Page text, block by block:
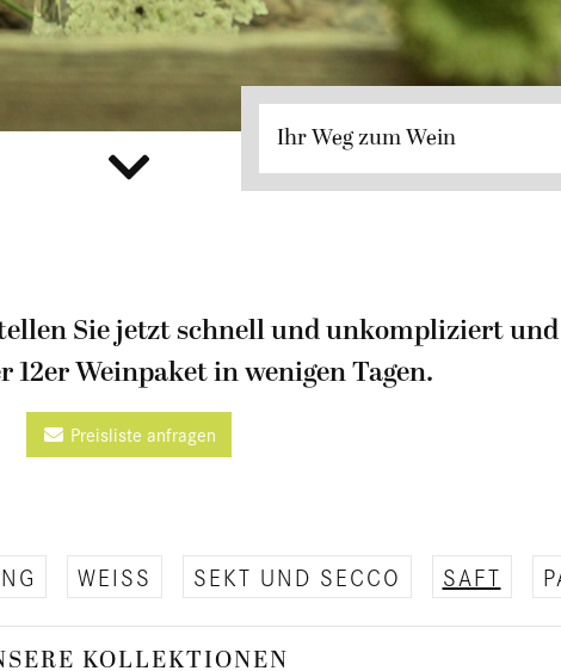
Ihr Weg zum Wein
Sie jetzt schnell und unkompliziert
12er Weinpaket in wenigen Tagen.
Preisliste anfragen
WEISS SEKT UND SECCO SAFT
KOLLEKTIONEN